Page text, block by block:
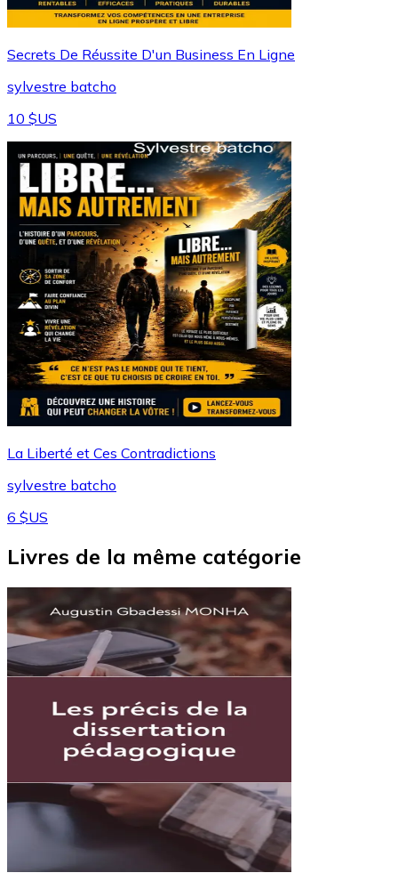
Secrets De Réussite D'un Business En Ligne
sylvestre batcho
10 $US
La Liberté et Ces Contradictions
sylvestre batcho
6 $US
Livres de la même catégorie